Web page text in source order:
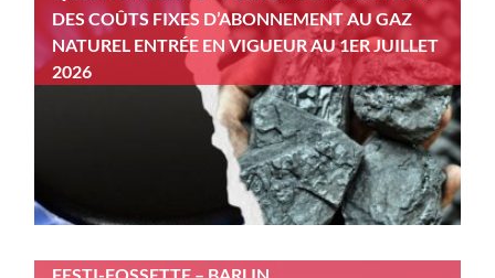
DES COÛTS FIXES D’ABONNEMENT AU GAZ
NATUREL ENTRÉE EN VIGUEUR AU 1ER JUILLET
2026